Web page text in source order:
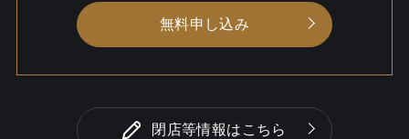
無料申し込み
閉店等情報はこちら